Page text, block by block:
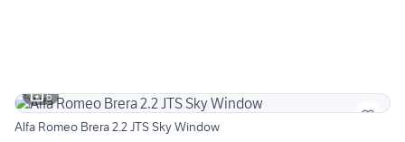
6
Alfa Romeo Brera 2.2 JTS Sky Window